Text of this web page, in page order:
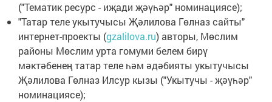
("Тематик ресурс - иҗади җәүһәр" номинациясе);
"Татар теле укытучысы Җәлилова Гөлназ сайты"
интернет-проекты (gzalilova.ru) авторы, Мөслим
районы Мөслим урта гомуми белем бирү
мәктәбенең татар теле һәм әдәбияты укытучысы
Җәлилова Гөлназ Илсур кызы ("Укытучы - җәүһәр"
номинациясе);